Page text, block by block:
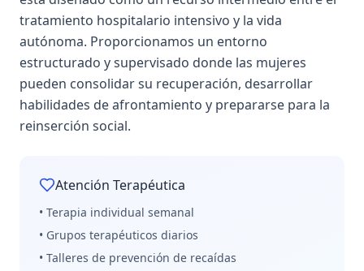
tratamiento hospitalario intensivo y la vida
autónoma. Proporcionamos un entorno
estructurado y supervisado donde las mujeres
pueden consolidar su recuperación, desarrollar
habilidades de afrontamiento y prepararse para la
reinserción social.
Atención Terapéutica
• Terapia individual semanal
• Grupos terapéuticos diarios
• Talleres de prevención de recaídas